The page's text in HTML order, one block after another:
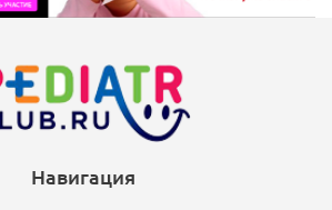
Навигация